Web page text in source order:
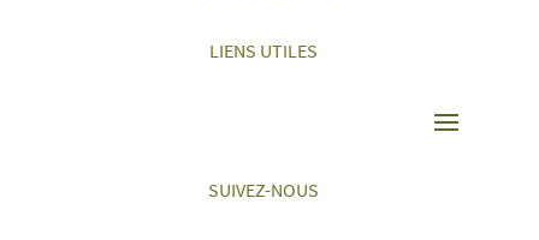
LIENS UTILES
SUIVEZ-NOUS